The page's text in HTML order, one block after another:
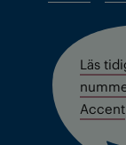
Läs
Accent